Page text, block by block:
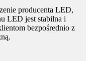
producenta LED,
LED jest stabilna i
bezpośrednio z